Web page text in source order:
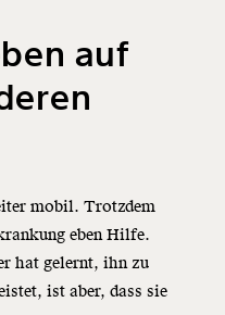
auf
mobil. Trotzdem
eben Hilfe.
hat gelernt, ihn zu
ist aber, dass sie